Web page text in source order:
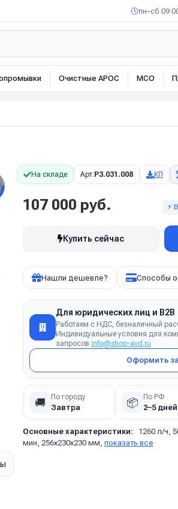
пн–сб
Очистные АРОС МСО
На складе Арт: P3.031.008 КП
107 000 руб. ⚡
Купить сейчас
Нашли дешевле? Способы
Для юридических лиц и B2B
Работаем с НДС, безналичный
Индивидуальные условия для
запросов info@shop-avd.ru
Оформить
🚚 По городу
Завтра 📦 По РФ
2–5 дней
Основные характеристики:
1260 л/ч,
мин, 256х230х230 мм, показать все